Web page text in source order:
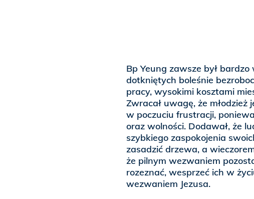
Bp Yeung zawsze był
dotkniętych boleśnie
pracy, wysokimi kosztami
Zwracał uwagę, że
w poczuciu frustracji,
oraz wolności. Dodawał, że
szybkiego zaspokojenia
zasadzić drzewa, a
że pilnym wezwaniem
rozeznać, wesprzeć ich w
wezwaniem Jezusa.